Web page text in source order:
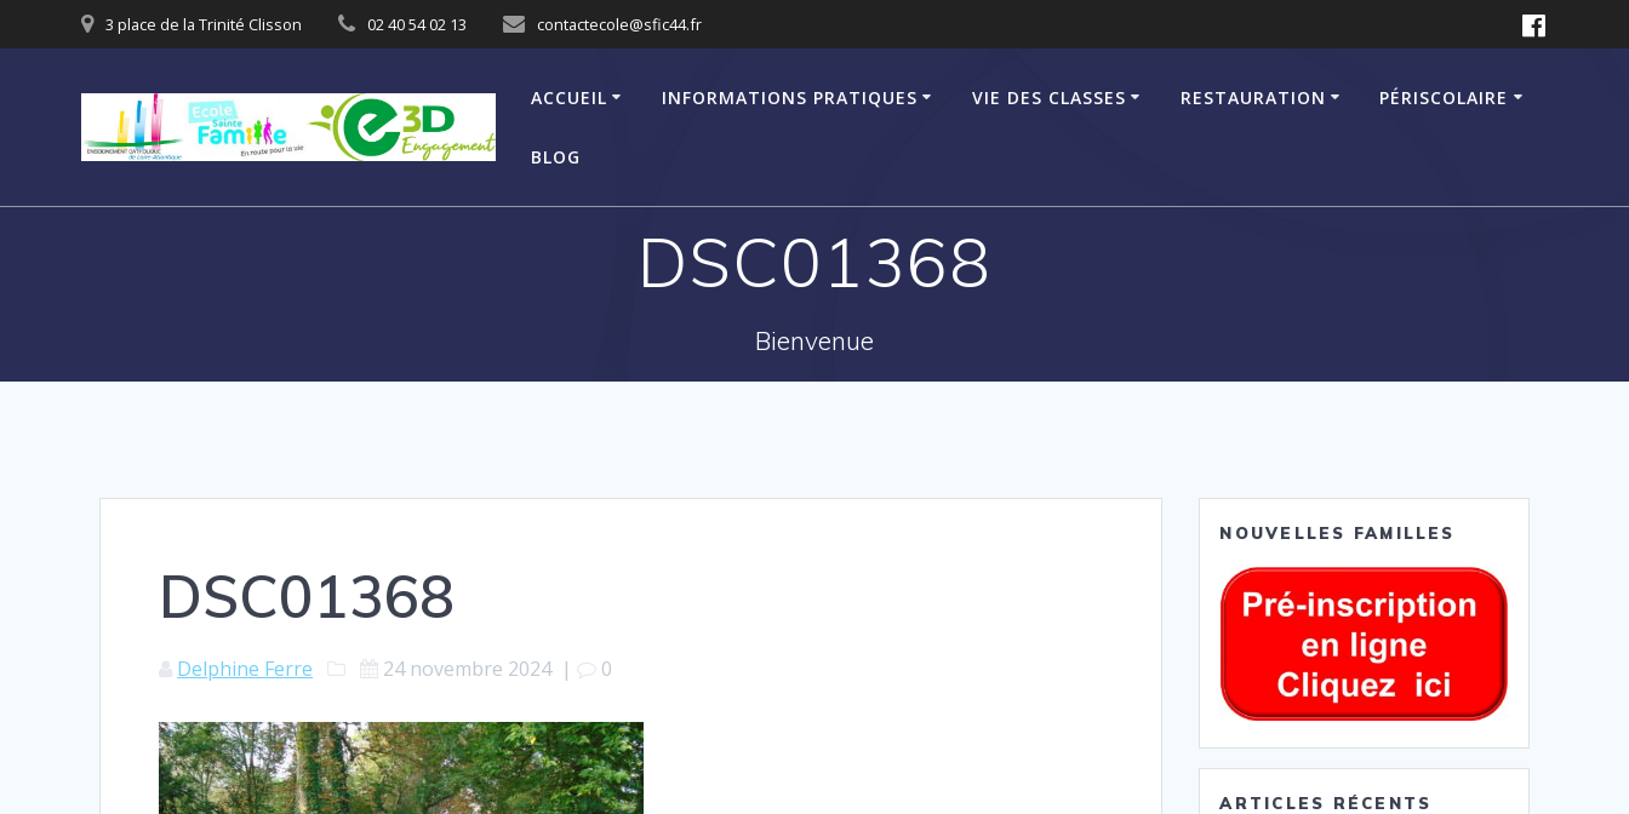
3 place de la Trinité Clisson 02 40 54 02 13 contactecole@sfic44.fr
ACCUEIL INFORMATIONS PRATIQUES VIE DES CLASSES RESTAURATION PÉRISCOLAIRE
BLOG
DSC01368
Bienvenue
DSC01368
Delphine Ferre 24 novembre 2024| 0
NOUVELLES FAMILLES
ARTICLES RÉCENTS